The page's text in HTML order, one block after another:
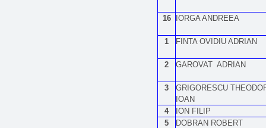
16 IORGA ANDREEA
1 FINTA OVIDIU ADRIAN
2 GAROVAT ADRIAN
3
GRIGORESCU
IOAN
4
ION FILIP
5
DOBRAN ROBERT